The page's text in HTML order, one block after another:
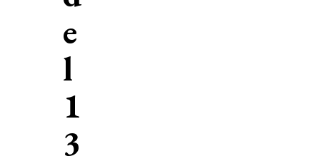
e
l
1
3